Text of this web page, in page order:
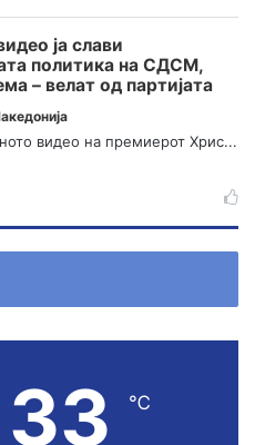
ја слави
политика на СДСМ,
– велат од партијата
видео на премиерот Хрис...
33 ℃